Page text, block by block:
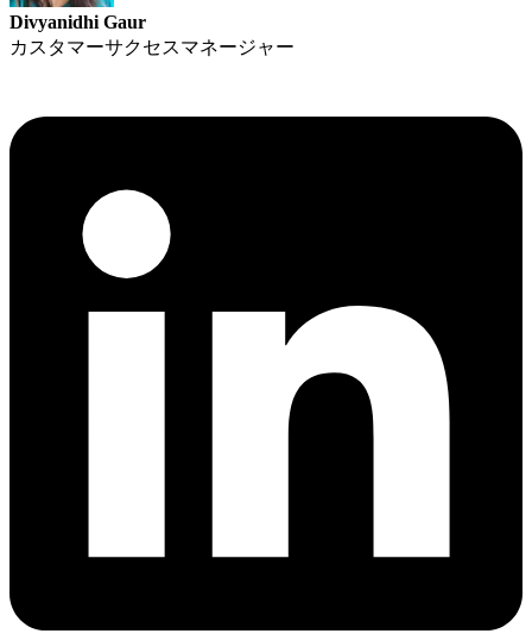
Divyanidhi Gaur
カスタマーサクセスマネージャー